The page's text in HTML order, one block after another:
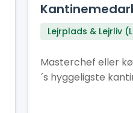
Lejrplads & Lejrliv
Masterchef eller
´s hyggeligste